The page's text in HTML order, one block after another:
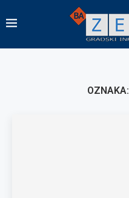
OZNAKA: